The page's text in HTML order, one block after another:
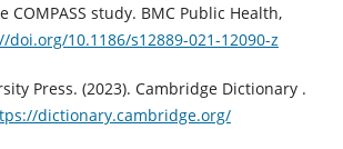
COMPASS study. BMC Public Health,
doi.org/10.1186/s12889-021-12090-z
Press. (2023). Cambridge Dictionary .
dictionary.cambridge.org/